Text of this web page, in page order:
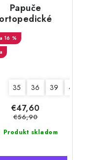
41-42 43-44
Papuče
ortopedické
s kvetmi,
plná špička,
16 %
35 36 39 41
Produkt skladom
€47,60
€56,90